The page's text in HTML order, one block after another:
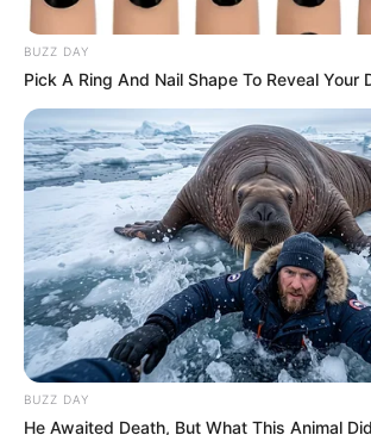
BUZZ DAY
Pick A Ring And Nail Shape To Reveal Your
BUZZ DAY
He Awaited Death, But What This Animal